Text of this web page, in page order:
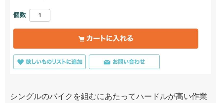
シングルのバイクを組むにあたってハードルが高い作業